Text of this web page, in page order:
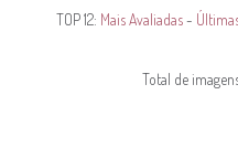
TOP 12: Mais Avaliadas-
Total de